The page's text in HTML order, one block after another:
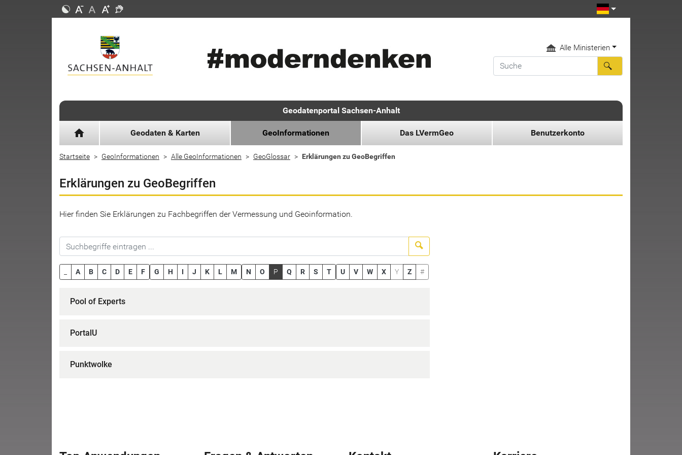
Alle Ministerien
Geodatenportal Sachsen-Anhalt
home Geodaten & Karten GeoInformationen Das LVermGeo Benutzerkonto
Startseite GeoInformationen Alle GeoInformationen GeoGlossar Erklärungen zu GeoBegriffen
Erklärungen zu GeoBegriffen
Hier finden Sie Erklärungen zu Fachbegriffen der Vermessung und Geoinformation.
A B C D E F G H I J K L M N O P Q R S T U V W X Y Z #
Pool of Experts
PortalU
Punktwolke